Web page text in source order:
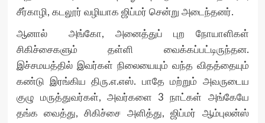
சீர்காழி, கடலூர் வழியாக ஜிப்மர் சென்று அடைந்தனர்.
ஆனால் அங்கோ, அனைத்துப் புற நோயாளிகள்
சிகிச்சைகளும் தள்ளி வைக்கப்பட்டிருந்தன.
இச்சமயத்தில் இவர்கள் நிலையையும் வந்த விதத்தையும்
கண்டு இரங்கிய திரு.எ.எஸ். பாதே மற்றும் அவருடைய
குழு மருத்துவர்கள், அவர்களை 3 நாட்கள் அங்கேயே
தங்க வைத்து, சிகிச்சை அளித்து, ஜிப்மர் ஆம்புலன்ஸ்